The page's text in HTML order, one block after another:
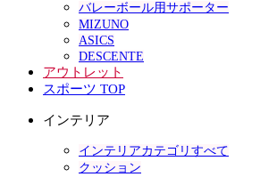
バレーボール用サポーター
MIZUNO
ASICS
DESCENTE
アウトレット
スポーツ TOP
インテリア
インテリアカテゴリすべて
クッション